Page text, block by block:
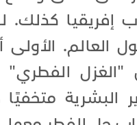
إفريقيا كذلك.
العالم. الأولى
"الغزل
البشرية